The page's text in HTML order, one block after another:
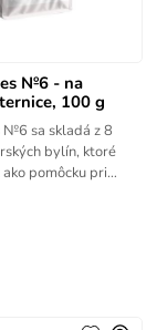
№6 - na
100 g
№6 sa skladá z 8
bylín, ktoré
pomôcku pri
bylín